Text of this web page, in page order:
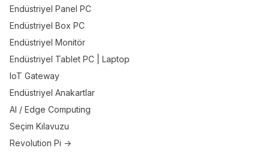
Endüstriyel Panel PC
Endüstriyel Box PC
Endüstriyel Monitör
Endüstriyel Tablet PC | Laptop
IoT Gateway
Endüstriyel Anakartlar
AI / Edge Computing
Seçim Kılavuzu
Revolution Pi →